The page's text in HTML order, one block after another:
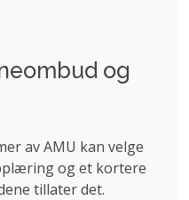
og
av AMU kan velge
og et kortere
tillater det.